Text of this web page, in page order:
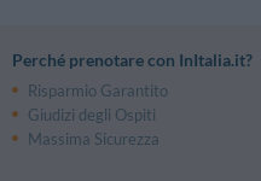
Perché prenotare con InItalia.it?
Risparmio Garantito
Giudizi degli Ospiti
Massima Sicurezza